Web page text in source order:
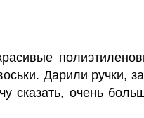
Дарили ручки,
очень